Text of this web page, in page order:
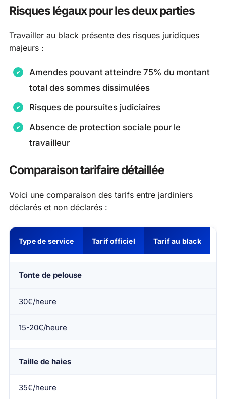
Risques légaux pour les deux parties
Travailler au black présente des risques juridiques
majeurs :
Amendes pouvant atteindre 75% du montant
total des sommes dissimulées
Risques de poursuites judiciaires
Absence de protection sociale pour le
travailleur
Comparaison tarifaire détaillée
Voici une comparaison des tarifs entre jardiniers
déclarés et non déclarés :
Type de service Tarif officiel Tarif au black
Tonte de pelouse
30€/heure
15-20€/heure
Taille de haies
35€/heure